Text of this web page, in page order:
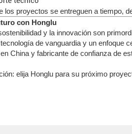
los proyectos se entreguen a tiempo,
con Honglu
y la innovación son
de vanguardia y un enfoque
China y fabricante de confianza de
elija Honglu para su próximo